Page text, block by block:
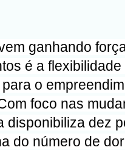
ganhando
é a
o
foco nas
disponibiliza dez
do número de